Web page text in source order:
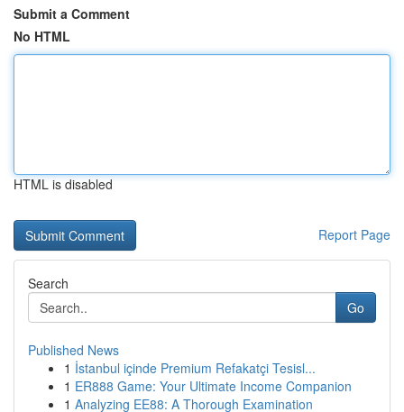
Submit a Comment
No HTML
HTML is disabled
Report Page
Search
Go
Published News
1 İstanbul içinde Premium Refakatçi Tesisl...
1 ER888 Game: Your Ultimate Income Companion
1 Analyzing EE88: A Thorough Examination